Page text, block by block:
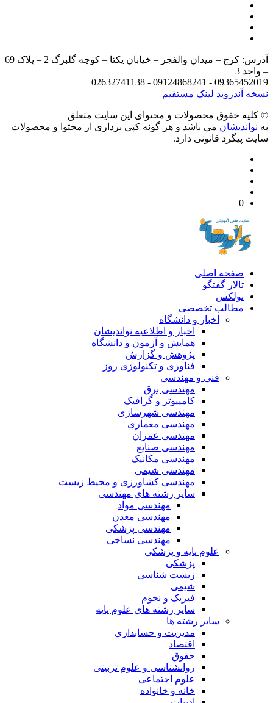
آدرس: کرج – میدان والفجر – خیابان یکتا – کوچه گلبرگ 2 – پلاک 69
3
09365452019 - 09124868241 -
آندرویدلینک مستقیم
حقوق محصولات و محتوای اين سایت متعلق
می باشد و هر گونه کپی برداری از محتوا و محصولات
پیگرد قانونی دارد.
صفحه اصلی
تالار گفتگو
نولکس
مطالب تخصصی
اخبار و دانشگاه
اخبار و اطلاعیه نواندیشان
همایش و آزمون و دانشگاه
پژوهش و گزارش
فناوری و تکنولوژی روز
فنی و مهندسی
مهندسی برق
کامپیوتر و گرافیک
مهندسی شهرسازی
مهندسی معماری
مهندسی عمران
مهندسی صنایع
مهندسی مکانیک
مهندسی شیمی
مهندسی کشاورزی و محیط زیست
سایر رشته های مهندسی
مهندسی مواد
مهندسی معدن
مهندسی پزشکی
مهندسی نساجی
علوم پایه و پزشکی
پزشکی
زیست شناسی
شیمی
فیزیک و نجوم
سایر رشته های علوم پایه
سایر رشته ها
مدیریت و حسابداری
اقتصاد
حقوق
روانشناسی و علوم تربیتی
علوم اجتماعی
خانه و خانواده